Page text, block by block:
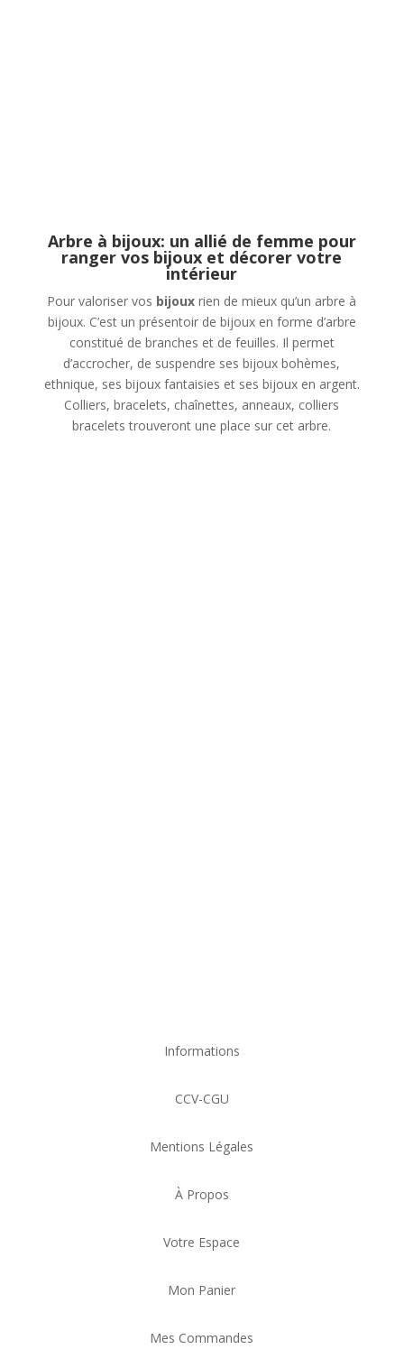
Arbre à bijoux: un allié de femme pour
ranger vos bijoux et décorer votre
intérieur
Pour valoriser vos bijoux rien de mieux qu’un arbre à
bijoux. C’est un présentoir de bijoux en forme d’arbre
constitué de branches et de feuilles. Il permet
d’accrocher, de suspendre ses bijoux bohèmes,
ethnique, ses bijoux fantaisies et ses bijoux en argent.
Colliers, bracelets, chaînettes, anneaux, colliers
bracelets trouveront une place sur cet arbre.
Informations
CCV-CGU
Mentions Légales
À Propos
Votre Espace
Mon Panier
Mes Commandes